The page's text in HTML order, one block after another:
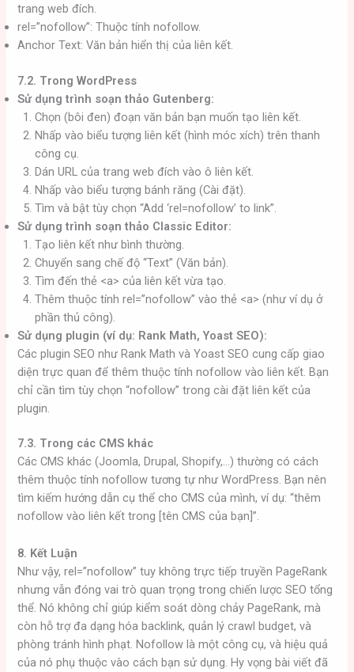
trang web đích.
rel=”nofollow”: Thuộc tính nofollow.
Anchor Text: Văn bản hiển thị của liên kết.
7.2. Trong WordPress
Sử dụng trình soạn thảo Gutenberg:
Chọn (bôi đen) đoạn văn bản bạn muốn tạo liên kết.
Nhấp vào biểu tượng liên kết (hình móc xích) trên thanh
công cụ.
Dán URL của trang web đích vào ô liên kết.
Nhấp vào biểu tượng bánh răng (Cài đặt).
Tìm và bật tùy chọn “Add ‘rel=nofollow’ to link”.
Sử dụng trình soạn thảo Classic Editor:
Tạo liên kết như bình thường.
Chuyển sang chế độ “Text” (Văn bản).
Tìm đến thẻ <a> của liên kết vừa tạo.
Thêm thuộc tính rel=”nofollow” vào thẻ <a> (như ví dụ ở
phần thủ công).
Sử dụng plugin (ví dụ: Rank Math, Yoast SEO):
Các plugin SEO như Rank Math và Yoast SEO cung cấp giao
diện trực quan để thêm thuộc tính nofollow vào liên kết. Bạn
chỉ cần tìm tùy chọn “nofollow” trong cài đặt liên kết của
plugin.
7.3. Trong các CMS khác
Các CMS khác (Joomla, Drupal, Shopify,…) thường có cách
thêm thuộc tính nofollow tương tự như WordPress. Bạn nên
tìm kiếm hướng dẫn cụ thể cho CMS của mình, ví dụ: “thêm
nofollow vào liên kết trong [tên CMS của bạn]”.
8. Kết Luận
Như vậy, rel=”nofollow” tuy không trực tiếp truyền PageRank
nhưng vẫn đóng vai trò quan trọng trong chiến lược SEO tổng
thể. Nó không chỉ giúp kiểm soát dòng chảy PageRank, mà
còn hỗ trợ đa dạng hóa backlink, quản lý crawl budget, và
phòng tránh hình phạt. Nofollow là một công cụ, và hiệu quả
của nó phụ thuộc vào cách bạn sử dụng. Hy vọng bài viết đã